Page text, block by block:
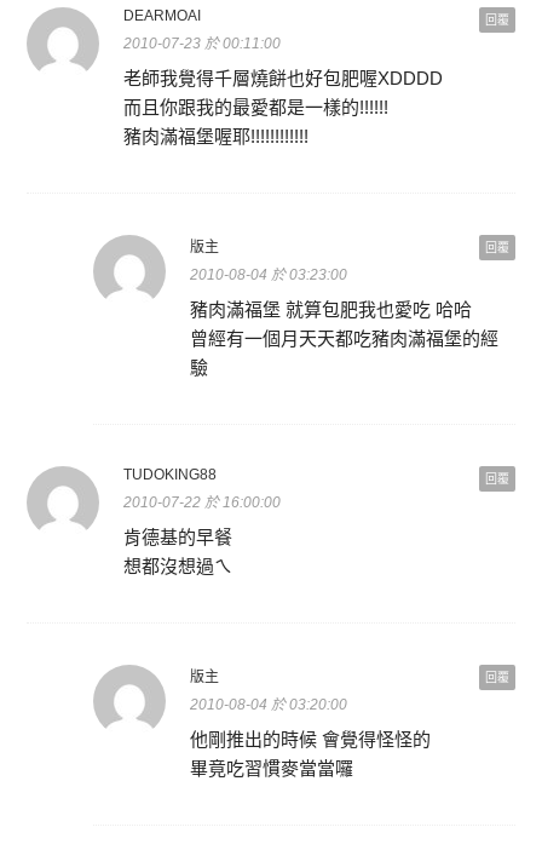
回覆
DEARMOAI
2010-07-23 於 00:11:00
老師我覺得千層燒餅也好包肥喔XDDDD
而且你跟我的最愛都是一樣的!!!!!!
豬肉滿福堡喔耶!!!!!!!!!!!!
回覆
版主
2010-08-04 於 03:23:00
豬肉滿福堡 就算包肥我也愛吃 哈哈
曾經有一個月天天都吃豬肉滿福堡的經
驗
回覆
TUDOKING88
2010-07-22 於 16:00:00
肯德基的早餐
想都沒想過ㄟ
回覆
版主
2010-08-04 於 03:20:00
他剛推出的時候 會覺得怪怪的
畢竟吃習慣麥當當囉